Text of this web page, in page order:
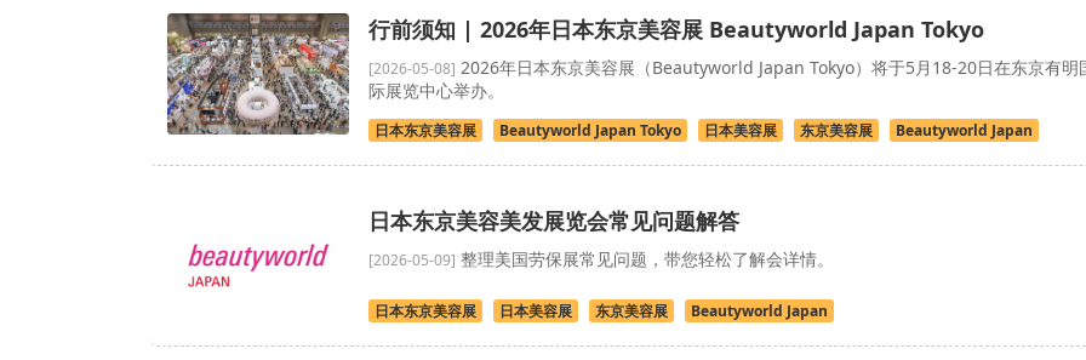
行前须知 | 2026年日本东京美容展 Beautyworld Japan Tokyo
[2026-05-08] 2026年日本东京美容展（Beautyworld Japan Tokyo）将于5月18-20日在东京有明
际展览中心举办。
日本东京美容展 Beautyworld Japan Tokyo 日本美容展 东京美容展 Beautyworld Japan
日本东京美容美发展览会常见问题解答
[2026-05-09] 整理美国劳保展常见问题，带您轻松了解会详情。
日本东京美容展 日本美容展 东京美容展 Beautyworld Japan